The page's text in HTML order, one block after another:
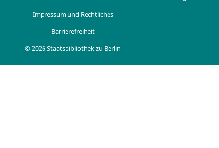
Impressum und Rechtliches
Barrierefreiheit
© 2026 Staatsbibliothek zu Berlin